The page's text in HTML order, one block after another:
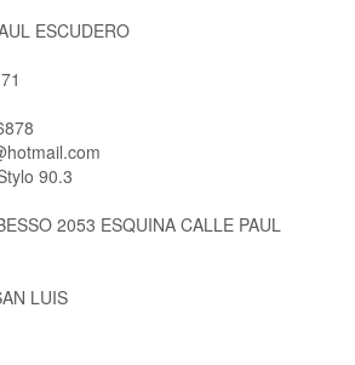
ESCUDERO
90.3
2053 ESQUINA CALLE PAUL
LUIS